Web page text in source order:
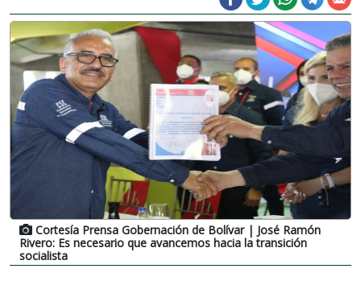
Cortesía Prensa Gobernación de Bolívar| José Ramón
Rivero: Es necesario que avancemos hacia la transición
socialista